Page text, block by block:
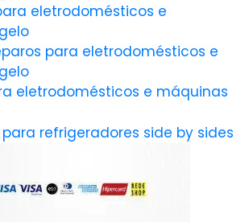
eletrodomésticos e
para eletrodomésticos e
eletrodomésticos e máquinas
refrigeradores side by sides